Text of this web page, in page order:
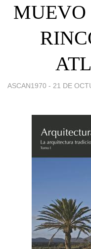
MUEVO
ASCAN1970 - 21 DE